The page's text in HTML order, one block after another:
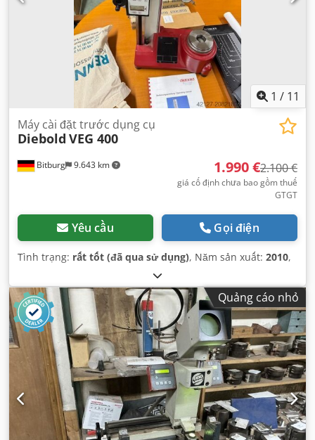
1 / 11
Bitburg 9.643 km
Máy cài đặt trước dụng cụ
Diebold VEG 400
1.990 €2.100 €
giá cố định chưa bao gồm thuế
GTGT
Yêu cầu Gọi điện
Tình trạng: rất tốt (đã qua sử dụng), Năm sản xuất: 2010,
Quảng cáo nhỏ